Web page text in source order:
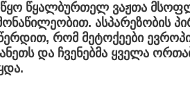
წყალბურთელ ვაჟთა
ასპარეზობის
რომ მეტოქეები
და ჩვენებმა ყველა